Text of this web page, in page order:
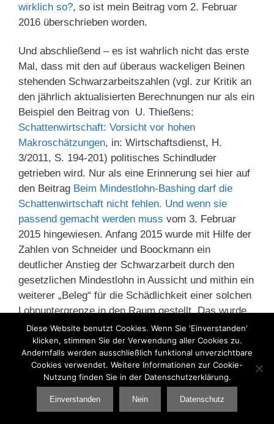
wirklich so?, so ist mein Beitrag vom 2. Februar
2016 überschrieben worden.
Und abschließend – es ist wahrlich nicht das erste
Mal, dass mit den auf überaus wackeligen Beinen
stehenden Schwarzarbeitszahlen (vgl. zur Kritik an
den jährlich aktualisierten Berechnungen nur als ein
Beispiel den Beitrag von U. Thießens:
Schattenwirtschaft: Vorsicht vor hohen
Makroschätzungen, in: Wirtschaftsdienst, H.
3/2011, S. 194-201) politisches Schindluder
getrieben wird. Nur als eine Erinnerung sei hier auf
den Beitrag Beim Mindestlohn-Bashing darf die
Schattenwirtschaft nicht fehlen. Und wenn sie
passend gemacht werden muss vom 3. Februar
2015 hingewiesen. Anfang 2015 wurde mit Hilfe der
Zahlen von Schneider und Boockmann ein
deutlicher Anstieg der Schwarzarbeit durch den
gesetzlichen Mindestlohn in Aussicht und mithin ein
weiterer „Beleg“ für die Schädlichkeit einer solchen
Lohnuntergrenze in den Raum gestellt. Das wurde
schon in meinem Blog-Beitrag aus dem Jahr 2015
als überaus fragwürdig kritisiert.
Zu dem, was interessierte Medien am Anfang des
Jahres 2015 mit den Zahlen zu Beginn des
Wirksamwerdens des gesetzlichen Mindestlohns
gemacht haben, ist es nicht gekommen. Aber in
Diese Website benutzt Cookies. Wenn Sie 'Einverstanden'
klicken, stimmen Sie der Verwendung aller Cookies zu.
Andernfalls werden ausschließlich funktional unverzichtbare
Cookies verwendet. Weitere Informationen zur Cookie-
Nutzung finden Sie in der Datenschutzerklärung.
Einverstanden Nein Datenschutz